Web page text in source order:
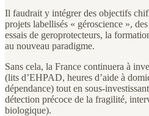
Il faudrait y intégrer des objectifs
projets labellisés « géroscience »,
essais de geroprotecteurs, la
au nouveau paradigme.
Sans cela, la France continuera à
(lits d’EHPAD, heures d’aide à
dépendance) tout en sous-
détection précoce de la fragilité,
biologique).